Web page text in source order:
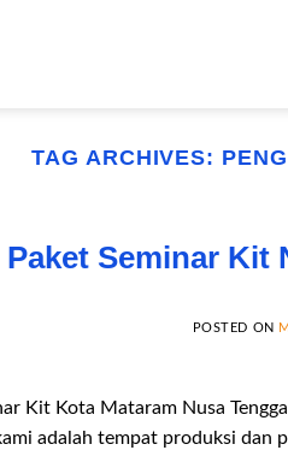
TAG ARCHIVES:
Paket Seminar Kit
POSTED ON
Kit Kota Mataram Nusa
adalah tempat produksi dan